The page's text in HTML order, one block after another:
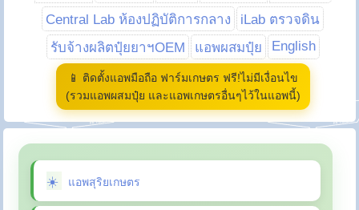
Central Lab ห้องปฏิบัติการกลาง
iLab ตรวจดิน
รับจ้างผลิตปุ๋ยยาฯOEM
แอพผสมปุ๋ย English
📱 ติดตั้งแอพมือถือ ฟาร์มเกษตร ฟรี!ไม่มีเงื่อนไข
(รวมแอพผสมปุ๋ย และแอพเกษตรอื่นๆไว้ในแอพนี้)
แอพสุริยเกษตร